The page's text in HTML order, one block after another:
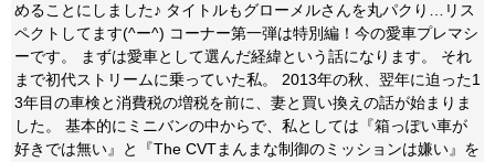
めることにしました♪ タイトルもグローメルさんを丸パクり…リス
ペクトしてます(^ー^) コーナー第一弾は特別編！今の愛車プレマシ
ーです。 まずは愛車として選んだ経緯という話になります。 それ
まで初代ストリームに乗っていた私。 2013年の秋、翌年に迫った1
3年目の車検と消費税の増税を前に、妻と買い換えの話が始まりま
した。 基本的にミニバンの中からで、私としては『箱っぽい車が
好きでは無い』と『The CVTまんまな制御のミッションは嫌い』を